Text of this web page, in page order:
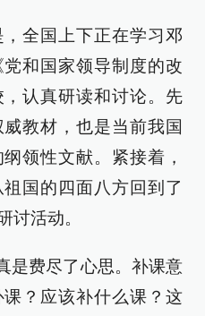
全国上下正在学习邓
和国家领导制度的改
认真研读和讨论。先
教材，也是当前我国
领性文献。紧接着，
国的四面八方回到了
讨活动。
是费尽了心思。补课意
？应该补什么课？这